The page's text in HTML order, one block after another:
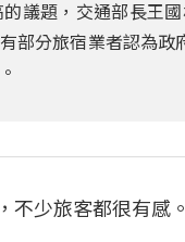
議題，交通部長王
部分旅宿業者認為
不少旅客都很有感。